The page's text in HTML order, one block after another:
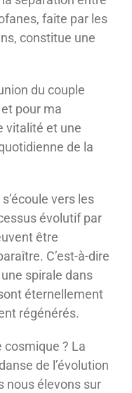
faite par les
constitue une
du couple
pour ma
vitalité et une
de la
vers les
évolutif par
être
C’est-à-dire
spirale dans
éternellement
régénérés.
cosmique ? La
de l’évolution
nous élevons sur